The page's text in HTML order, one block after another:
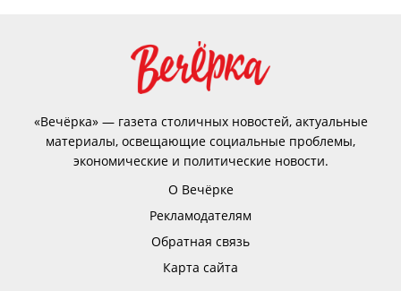
«Вечёрка» — газета столичных новостей, актуальные
материалы, освещающие социальные проблемы,
экономические и политические новости.
О Вечёрке
Рекламодателям
Обратная связь
Карта сайта